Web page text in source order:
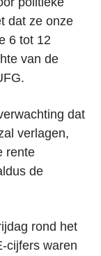
dat ze onze
6 tot 12
van de
dat
verlagen,
rente
de
rond het
cijfers waren